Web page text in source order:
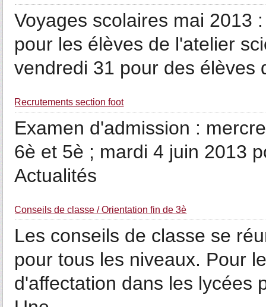
Voyages scolaires mai 2013
pour les élèves de l'atelier
vendredi 31 pour des élèves
Recrutements section foot
Examen d'admission :
6è et 5è ; mardi 4 juin 2013
Actualités
Conseils de classe / Orientation fin de 3è
Les conseils de classe se
pour tous les niveaux. Pour
d'affectation dans les lycées